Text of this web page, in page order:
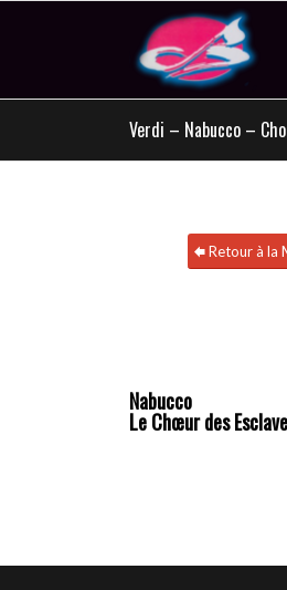
Verdi – Nabucco –
Retour à la
Nabucco
Le Chœur des